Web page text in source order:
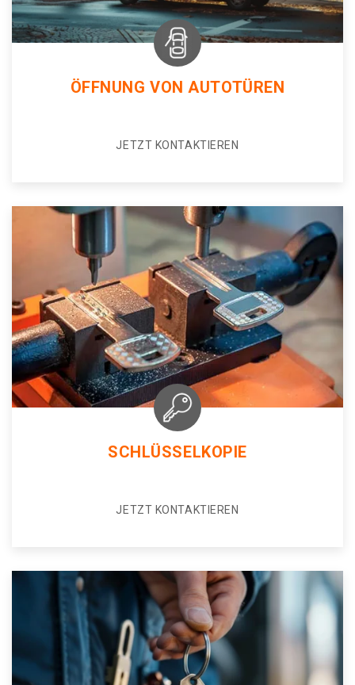
ÖFFNUNG VON AUTOTÜREN
JETZT KONTAKTIEREN
SCHLÜSSELKOPIE
JETZT KONTAKTIEREN